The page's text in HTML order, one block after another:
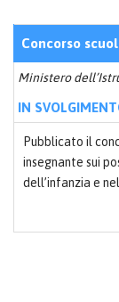
Concorso
Ministero
IN
Pubblicato il
insegnante sui
dell’infanzia e